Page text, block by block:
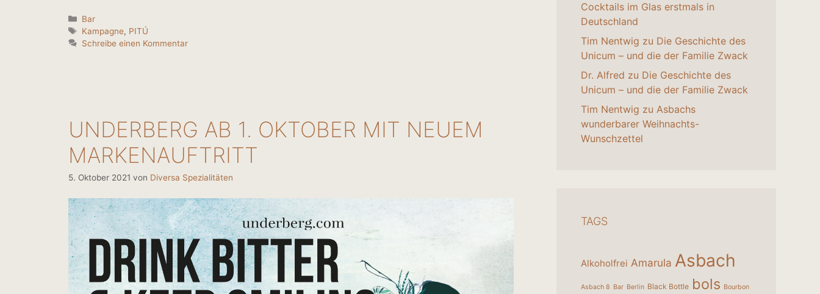
Kategorien
Bar
Schlagwörter
Kampagne, PITÚ
Schreibe einen Kommentar
UNDERBERG AB 1. OKTOBER MIT NEUEM
MARKENAUFTRITT
5. Oktober 2021 von Diversa Spezialitäten
Cocktails im Glas erstmals in
Deutschland
Tim Nentwig zu Die Geschichte des
Unicum – und die der Familie Zwack
Dr. Alfred zu Die Geschichte des
Unicum – und die der Familie Zwack
Tim Nentwig zu Asbachs
wunderbarer Weihnachts-
Wunschzettel
TAGS
Alkoholfrei Amarula Asbach
Asbach 8 Bar Berlin Black Bottle bols Bourbon